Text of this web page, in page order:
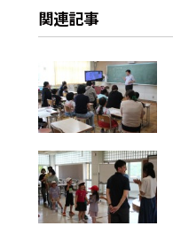
関連記事